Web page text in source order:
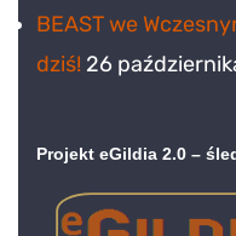
BEAST we
dziś! 26
Projekt eGildia 2.0 –